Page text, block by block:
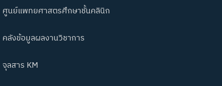
ศูนย์แพทยศาสตรศึกษาชั้นคลินิก
คลังข้อมูลผลงานวิชาการ
จุลสาร KM